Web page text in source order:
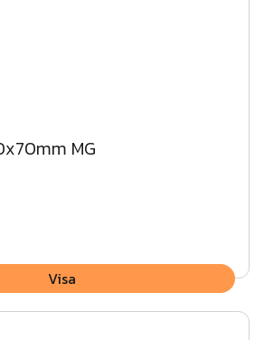
MG
Visa